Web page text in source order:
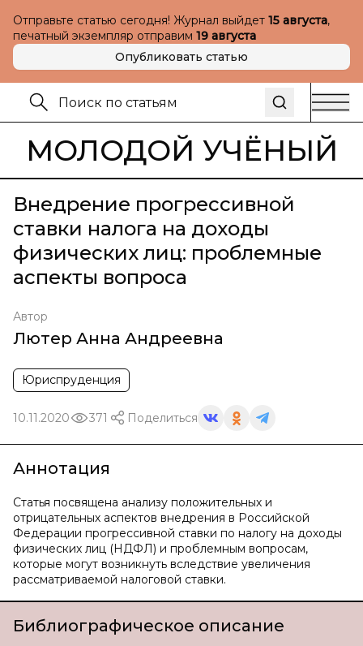
Отправьте статью сегодня! Журнал выйдет 15 августа,
печатный экземпляр отправим 19 августа
Опубликовать статью
МОЛОДОЙ УЧЁНЫЙ
Внедрение прогрессивной
ставки налога на доходы
физических лиц: проблемные
аспекты вопроса
Автор
Лютер Анна Андреевна
Юриспруденция
10.11.2020 371 Поделиться
Аннотация
Статья посвящена анализу положительных и
отрицательных аспектов внедрения в Российской
Федерации прогрессивной ставки по налогу на доходы
физических лиц (НДФЛ) и проблемным вопросам,
которые могут возникнуть вследствие увеличения
рассматриваемой налоговой ставки.
Библиографическое описание